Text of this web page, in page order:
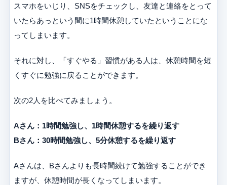
スマホをいじり、SNSをチェックし、友達と連絡をとって
いたらあっという間に1時間休憩していたということにな
ってしまいます。
それに対し、「すぐやる」習慣がある人は、休憩時間を短
くすぐに勉強に戻ることができます。
次の2人を比べてみましょう。
Aさん：1時間勉強し、1時間休憩するを繰り返す
Bさん：30時間勉強し、5分休憩するを繰り返す
Aさんは、Bさんよりも長時間続けて勉強することができ
ますが、休憩時間が長くなってしまいます。